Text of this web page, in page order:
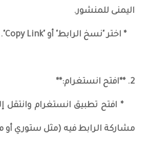
اليمنى للمنشور.
* اختر "نسخ الرابط" أو "Copy Link".
2. **افتح انستغرام:**
* افتح تطبيق انستغرام وانتقل
مشاركة الرابط فيه (مثل ستوري أو